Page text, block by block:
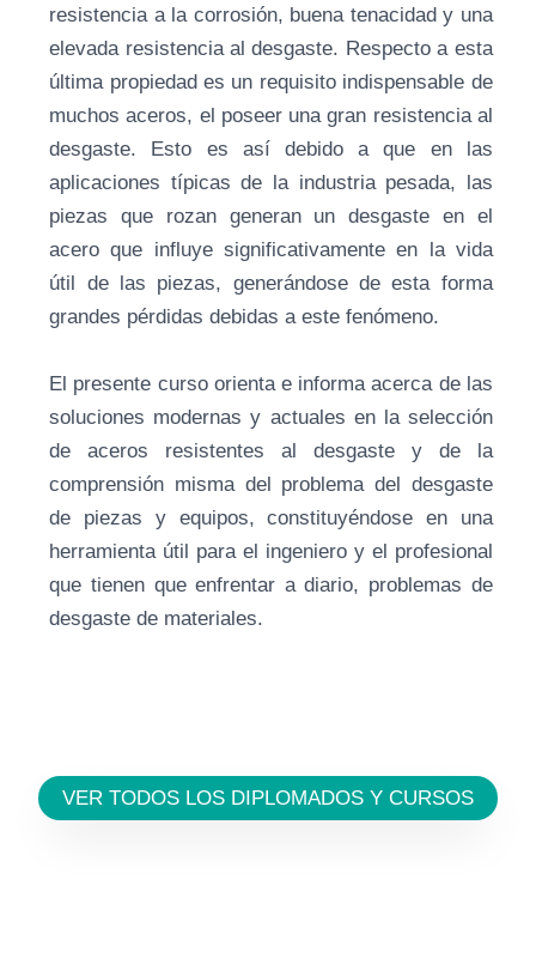
resistencia a la corrosión, buena tenacidad y una
elevada resistencia al desgaste. Respecto a esta
última propiedad es un requisito indispensable de
muchos aceros, el poseer una gran resistencia al
desgaste. Esto es así debido a que en las
aplicaciones típicas de la industria pesada, las
piezas que rozan generan un desgaste en el
acero que influye significativamente en la vida
útil de las piezas, generándose de esta forma
grandes pérdidas debidas a este fenómeno.
El presente curso orienta e informa acerca de las
soluciones modernas y actuales en la selección
de aceros resistentes al desgaste y de la
comprensión misma del problema del desgaste
de piezas y equipos, constituyéndose en una
herramienta útil para el ingeniero y el profesional
que tienen que enfrentar a diario, problemas de
desgaste de materiales.
VER TODOS LOS DIPLOMADOS Y CURSOS